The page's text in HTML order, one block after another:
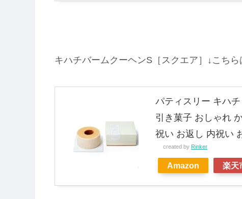
キハチバームクーヘンS［スクエア］↓こちら
パティスリー キハ
引き菓子 おしゃれ
祝い お返し 内祝い
created by Rinker
Amazon 楽天